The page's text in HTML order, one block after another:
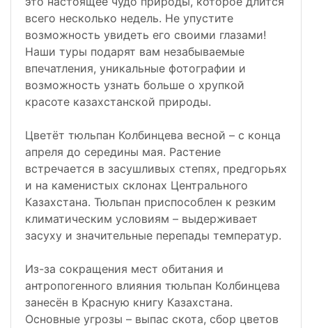
всего несколько недель. Не упустите
возможность увидеть его своими глазами!
Наши туры подарят вам незабываемые
впечатления, уникальные фотографии и
возможность узнать больше о хрупкой
красоте казахстанской природы.
Цветёт тюльпан Колбинцева весной – с конца
апреля до середины мая. Растение
встречается в засушливых степях, предгорьях
и на каменистых склонах Центрального
Казахстана. Тюльпан приспособлен к резким
климатическим условиям – выдерживает
засуху и значительные перепады температур.
Из-за сокращения мест обитания и
антропогенного влияния тюльпан Колбинцева
занесён в Красную книгу Казахстана.
Основные угрозы – выпас скота, сбор цветов